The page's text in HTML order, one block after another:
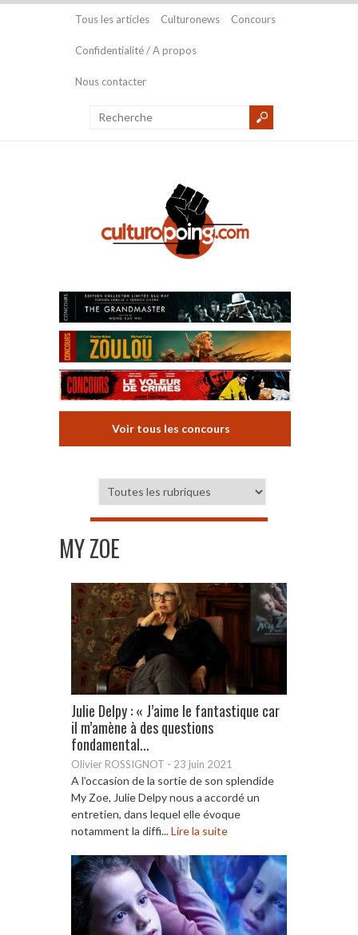
Tous les articles Culturonews Concours
Confidentialité / A propos
Nous contacter
Voir tous les concours
MY ZOE
Julie Delpy : « J’aime le fantastique car
il m’amène à des questions
fondamental...
Olivier ROSSIGNOT - 23 juin 2021
A l’occasion de la sortie de son splendide
My Zoe, Julie Delpy nous a accordé un
entretien, dans lequel elle évoque
notamment la diffi...Lire la suite